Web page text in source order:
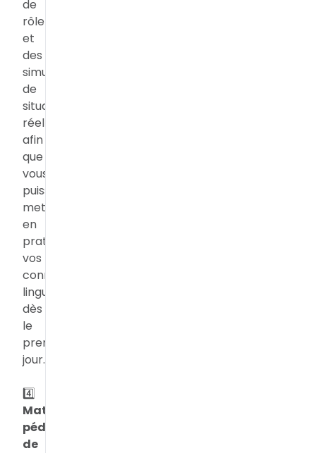
de
rôle
et
des
simulations
de
situations
réelles,
afin
que
vous
puissiez
mettre
en
pratique
vos
connaissances
linguistiques
dès
le
premier
jour.
4️⃣
Matériel
pédagogique
de